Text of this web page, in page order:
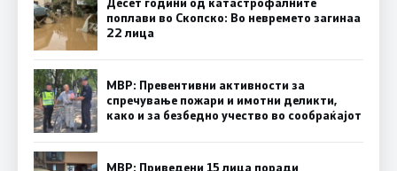
поплави во Скопско: Во невремето загинаа
22 лица
МВР: Превентивни активности за
спречување пожари и имотни деликти,
како и за безбедно учество во сообраќајот
МВР: Приведени 15 лица поради